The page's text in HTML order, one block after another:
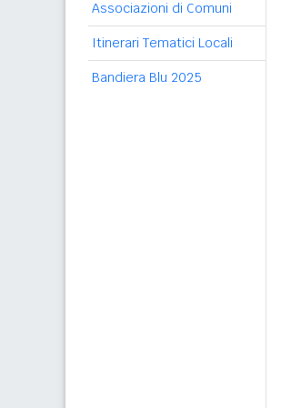
Associazioni di Comuni
Itinerari Tematici Locali
Bandiera Blu 2025